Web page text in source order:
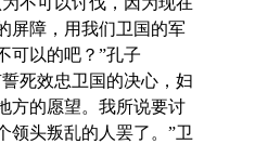
屏障，用我们卫国的军
可以的吧？”孔子
死效忠卫国的决心，妇
方的愿望。我所说要讨
领头叛乱的人罢了。”卫